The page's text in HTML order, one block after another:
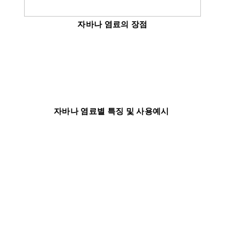
자바나 염료의 장점
자바나 염료별 특징 및 사용예시